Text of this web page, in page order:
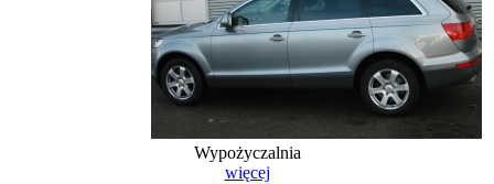
Wypożyczalnia
więcej